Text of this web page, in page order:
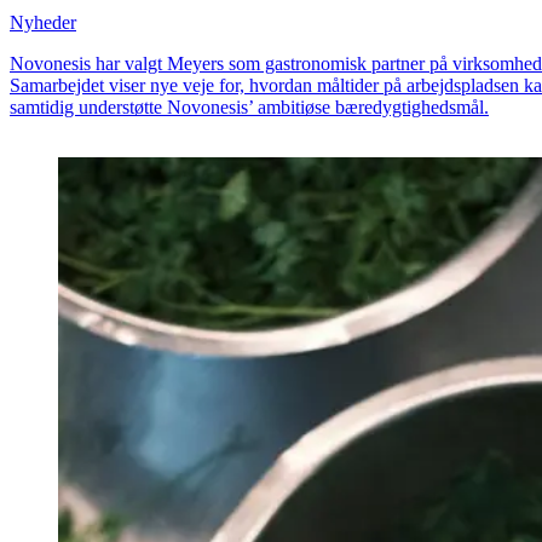
Nyheder
Novonesis har valgt Meyers som gastronomisk partner på
Samarbejdet viser nye veje for, hvordan måltider på arbejdspladsen
samtidig understøtte Novonesis’ ambitiøse bæredygtighedsmål.